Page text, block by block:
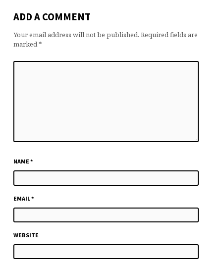
ADD A COMMENT
Your email address will not be published. Required fields are
marked*
NAME*
EMAIL*
WEBSITE